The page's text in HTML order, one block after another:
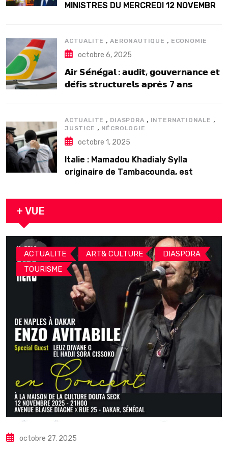
MINISTRES DU MERCREDI 12 NOVEMBRE
ACTUALITE ,AERONAUTIQUE , ECONOMIE
octobre 6, 2025
𝗔𝗶𝗿 𝗦𝗲́𝗻𝗲́𝗴𝗮𝗹 : 𝗮𝘂𝗱𝗶𝘁, 𝗴𝗼𝘂𝘃𝗲𝗿𝗻𝗮𝗻𝗰𝗲 𝗲𝘁
𝗱𝗲́𝗳𝗶𝘀 𝘀𝘁𝗿𝘂𝗰𝘁𝘂𝗿𝗲𝗹𝘀 𝗮𝗽𝗿𝗲̀𝘀 7 𝗮𝗻𝘀
ACTUALITE , DIASPORA , INTERNATIONALE ,
JUSTICE , NÉCROLOGIE
octobre 1, 2025
Italie : Mamadou Khadialy Sylla
originaire de Tambacounda, est
arrestation
+ VUE
ACTUALITE , ART& CULTURE , DIASPORA ,
TOURISME
octobre 27, 2025